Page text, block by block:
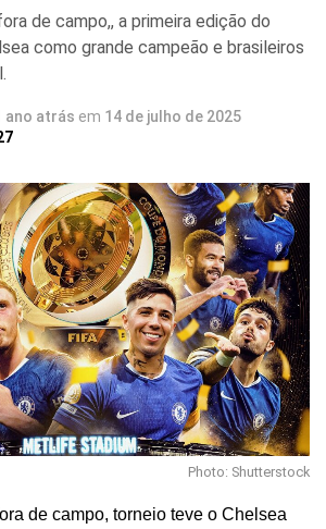
de campo,, a primeira edição do
como grande campeão e brasileiros
ano atrás em 14 de julho de 2025
Photo: Shutterstock
de campo, torneio teve o Chelsea